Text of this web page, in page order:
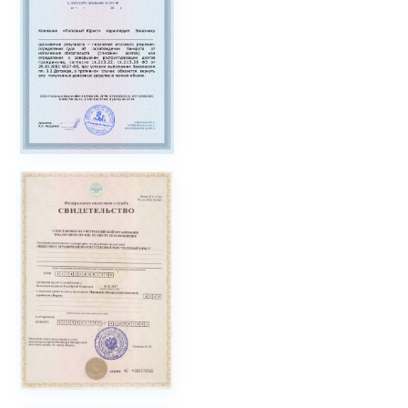
соблюдениеправ